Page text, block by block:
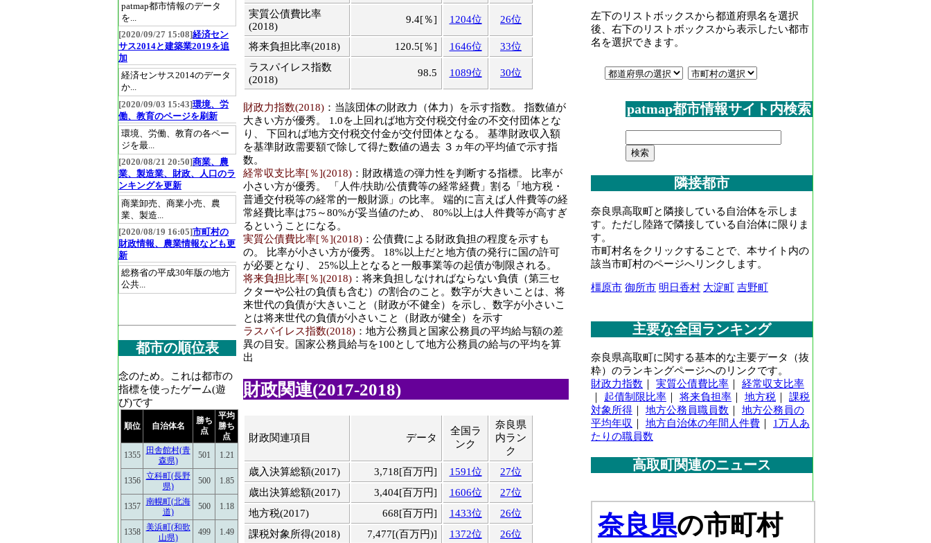
実質公債費比率
(2018)
9.4[％] 1204位 26位
将来負担比率(2018) 120.5[％] 1646位
33位
ラスパイレス指数
(2018)
98.5 1089位 30位
財政力指数(2018) ：当該団体の財政力（体力）を示す指数。 指数値が
大きい方が優秀。 1.0を上回れば地方交付税交付金の不交付団体とな
り、 下回れば地方交付税交付金が交付団体となる。 基準財政収入額
を基準財政需要額で除して得た数値の過去 ３ヵ年の平均値で示す指
数。
経常収支比率[％](2018) ：財政構造の弾力性を判断する指標。 比率が
小さい方が優秀。 「人件/扶助/公債費等の経常経費」割る「地方税・
普通交付税等の経常的一般財源」の比率。 端的に言えば人件費等の経
常経費比率は75～80%が妥当値のため、 80%以上は人件費等が高すぎ
るということになる。
実質公債費比率[％](2018) ：公債費による財政負担の程度を示すも
の。 比率が小さい方が優秀。 18%以上だと地方債の発行に国の許可
が必要となり、 25%以上となると一般事業等の起債が制限される。
将来負担比率[％](2018) ：将来負担しなければならない負債（第三セ
クターや公社の負債も含む）の割合のこと。数字が大きいことは、将
来世代の負債が大きいこと（財政が不健全）を示し、数字が小さいこ
とは将来世代の負債が小さいこと（財政が健全）を示す
ラスパイレス指数(2018) ：地方公務員と国家公務員の平均給与額の差
異の目安。国家公務員給与を100として地方公務員の給与の平均を算
出
財政関連(2017-2018)
財政関連項目 データ
全国ラ
ンク
奈良県
内ラン
ク
歳入決算総額(2017)
3,718[百万円] 1591位
27位
歳出決算総額(2017)
3,404[百万円] 1606位
27位
地方税(2017)
668[百万円] 1433位
26位
課税対象所得(2018)
7,477[(百万円)] 1372位
26位
patmap都市情報のデータ
を...
[2020/09/27 15:08]経済セン
サス2014と建築業2019を追
加
経済センサス2014のデータ
か...
[2020/09/03 15:43]環境、労
働、教育のページを刷新
環境、労働、教育の各ペー
ジを最...
[2020/08/21 20:50]商業、農
業、製造業、財政、人口のラ
ンキングを更新
商業卸売、商業小売、農
業、製造...
[2020/08/19 16:05]市町村の
財政情報、農業情報なども更
新
総務省の平成30年版の地方
公共...
都市の順位表
念のため。これは都市の
指標を使ったゲーム(遊
び)です
順位 自治体名
勝ち
点
平均
勝ち
点
1355
田舎館村(青
森県)
501 1.21
1356
立科町(長野
県)
500 1.85
1357
南幌町(北海
道)
500 1.18
1358
美浜町(和歌
山県)
499 1.49
左下のリストボックスから都道府県名を選択
後、右下のリストボックスから表示したい都市
名を選択できます。
patmap都市情報サイト内検索
隣接都市
奈良県高取町と隣接している自治体を示しま
す。ただし陸路で隣接している自治体に限りま
す。
市町村名をクリックすることで、本サイト内の
該当市町村のページへリンクします。
橿原市 御所市 明日香村 大淀町 吉野町
主要な全国ランキング
奈良県高取町に関する基本的な主要データ（抜
粋）のランキングページへのリンクです。
財政力指数
実質公債費比率
経常収支比率
起債制限比率 将来負担率 地方税
課税
対象所得
地方公務員職員数
地方公務員の
平均年収
地方自治体の年間人件費
1万人あ
たりの職員数
高取町関連のニュース